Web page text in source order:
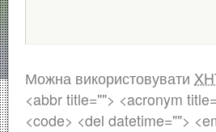
Можна використовувати
<abbr title=""> <acronym
<code> <del datetime="">